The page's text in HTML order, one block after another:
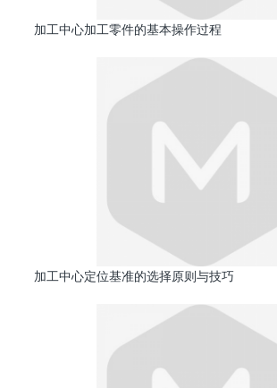
加工中心加工零件的基本操作过程
加工中心定位基准的选择原则与技巧